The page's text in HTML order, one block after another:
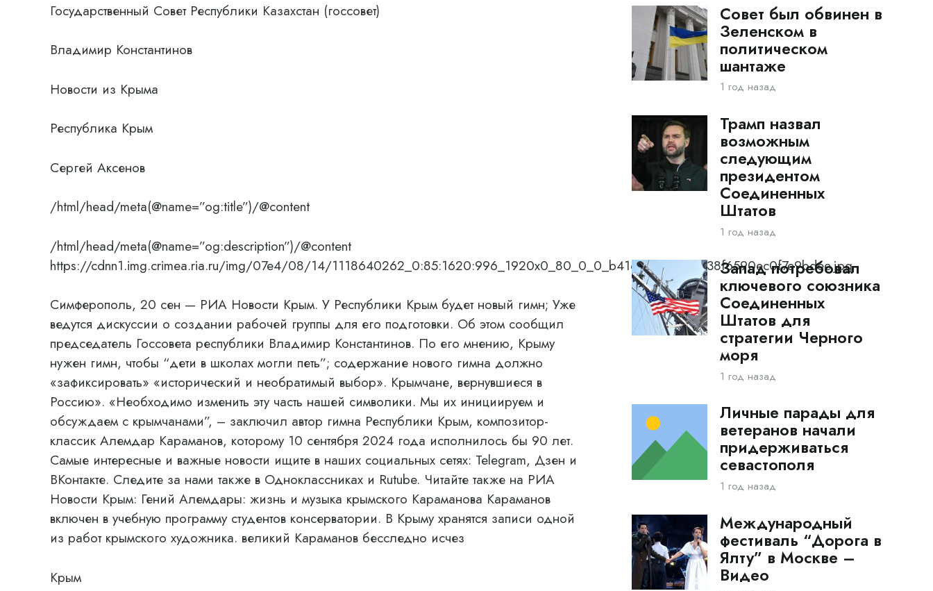
Государственный Совет Республики Казахстан (госсовет)
Владимир Константинов
Новости из Крыма
Республика Крым
Сергей Аксенов
/html/head/meta(@name=”og:title”)/@content
/html/head/meta(@name=”og:description”)/@content
https://cdnn1.img.crimea.ria.ru/img/07e4/08/14/1118640262_0:85:1620:996_1920x0_80_0_0_b4165dfcb200f238f6590ec0f7e9bdee.jpg
Симферополь, 20 сен — РИА Новости Крым. У Республики Крым будет новый гимн; Уже
ведутся дискуссии о создании рабочей группы для его подготовки. Об этом сообщил
председатель Госсовета республики Владимир Константинов. По его мнению, Крыму
нужен гимн, чтобы “дети в школах могли петь”; содержание нового гимна должно
«зафиксировать» «исторический и необратимый выбор». Крымчане, вернувшиеся в
Россию». «Необходимо изменить эту часть нашей символики. Мы их инициируем и
обсуждаем с крымчанами”, – заключил автор гимна Республики Крым, композитор-
классик Алемдар Караманов, которому 10 сентября 2024 года исполнилось бы 90 лет.
Самые интересные и важные новости ищите в наших социальных сетях: Telegram, Дзен и
ВКонтакте. Следите за нами также в Одноклассниках и Rutube. Читайте также на РИА
Новости Крым: Гений Алемдары: жизнь и музыка крымского Караманова Караманов
включен в учебную программу студентов консерватории. В Крыму хранятся записи одной
из работ крымского художника. великий Караманов бесследно исчез
Крым
Совет был обвинен в
Зеленском в
политическом
шантаже
1 год назад
Трамп назвал
возможным
следующим
президентом
Соединенных
Штатов
1 год назад
Запад потребовал
ключевого союзника
Соединенных
Штатов для
стратегии Черного
моря
1 год назад
Личные парады для
ветеранов начали
придерживаться
севастополя
1 год назад
Международный
фестиваль “Дорога в
Ялту” в Москве –
Видео